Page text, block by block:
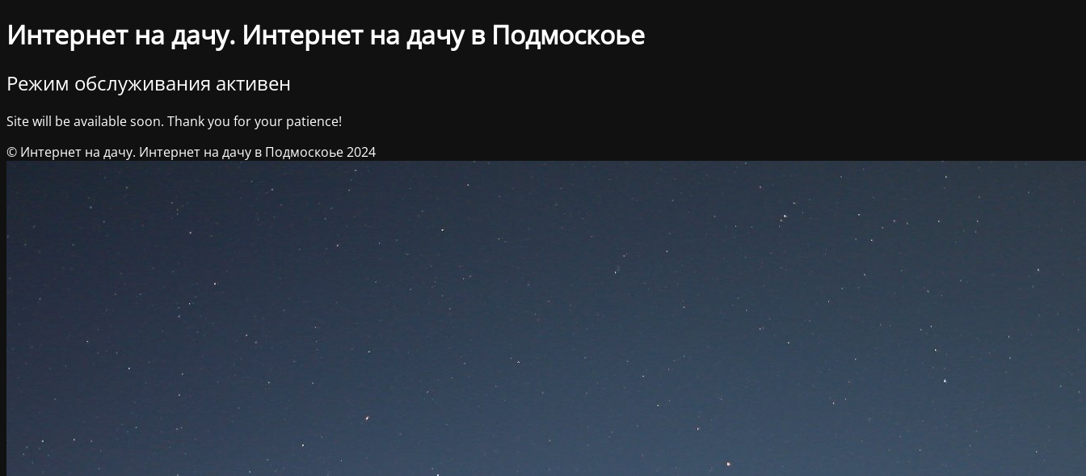
Интернет на дачу. Интернет на дачу в Подмоскоье
Режим обслуживания активен
Site will be available soon. Thank you for your patience!
© Интернет на дачу. Интернет на дачу в Подмоскоье 2024